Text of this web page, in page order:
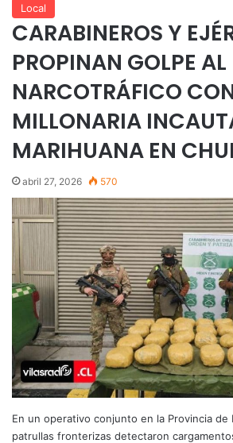
Local
CARABINEROS Y
PROPINAN GOLPE AL
NARCOTRÁFICO
MILLONARIA
MARIHUANA EN
abril 27, 2026 570
En un operativo conjunto en la Provincia de
patrullas fronterizas detectaron